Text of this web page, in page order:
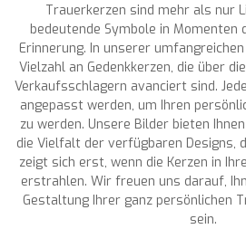
Trauerkerzen sind mehr als nur
bedeutende Symbole in Momenten
Erinnerung. In unserer
Vielzahl an Gedenkkerzen, die über
Verkaufsschlagern avanciert sind.
angepasst werden, um Ihren
zu werden. Unsere Bilder bieten
die Vielfalt der verfügbaren Designs,
zeigt sich erst, wenn die Kerzen in
erstrahlen. Wir freuen uns darauf,
Gestaltung Ihrer ganz persönlichen
sein.